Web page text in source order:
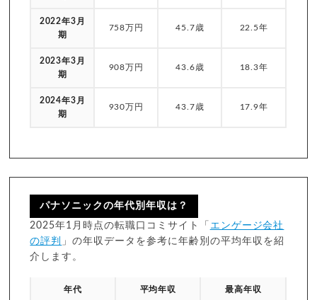
2022年3月
期
758万円 45.7歳 22.5年
2023年3月
期
908万円 43.6歳 18.3年
2024年3月
期
930万円 43.7歳 17.9年
パナソニックの年代別年収は？
2025年1月時点の転職口コミサイト「 エンゲージ会社
の評判
」の年収データを参考に年齢別の平均年収を紹
介します。
年代 平均年収 最高年収